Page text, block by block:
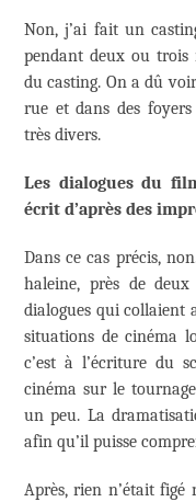
Non, j’ai fait un
pendant deux ou trois
du casting. On a dû
rue et dans des
très divers.
Les dialogues du
écrit d’après des
Dans ce cas précis,
haleine, près de
dialogues qui collaient
situations de cinéma
c’est à l’écriture du
cinéma sur le
un peu. La
afin qu’il puisse
Après, rien n’était